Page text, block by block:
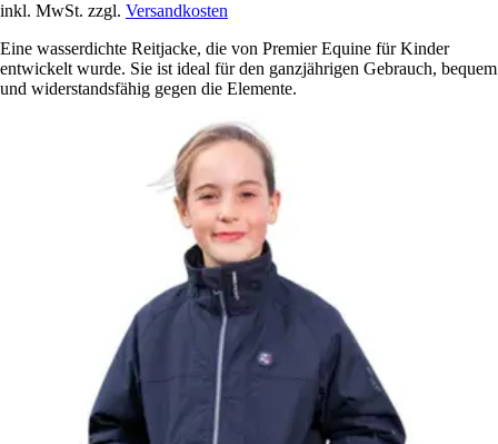
inkl. MwSt. zzgl. Versandkosten
Eine wasserdichte Reitjacke, die von Premier Equine für Kinder
entwickelt wurde. Sie ist ideal für den ganzjährigen Gebrauch, bequem
und widerstandsfähig gegen die Elemente.